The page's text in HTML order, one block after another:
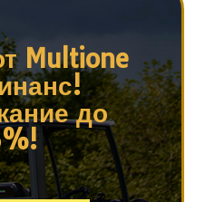
Multione
до